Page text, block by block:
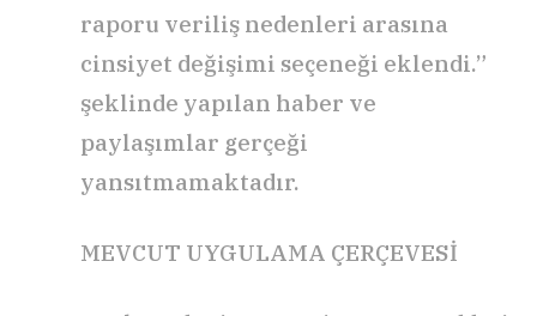
raporu veriliş nedenleri arasına
cinsiyet değişimi seçeneği eklendi.”
şeklinde yapılan haber ve
paylaşımlar gerçeği
yansıtmamaktadır.
MEVCUT UYGULAMA ÇERÇEVESİ